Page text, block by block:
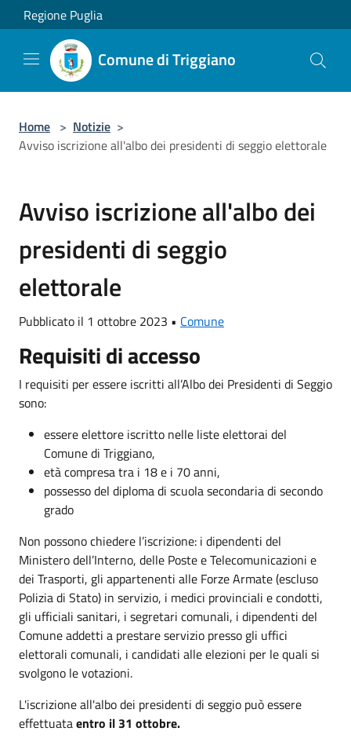
Salta al contenuto principale
Regione Puglia
Comune di Triggiano
Home > Notizie >
Avviso iscrizione all'albo dei presidenti di seggio elettorale
Avviso iscrizione all'albo dei
presidenti di seggio
elettorale
Pubblicato il 1 ottobre 2023 • Comune
Requisiti di accesso
I requisiti per essere iscritti all’Albo dei Presidenti di Seggio
sono:
essere elettore iscritto nelle liste elettorai del
Comune di Triggiano,
età compresa tra i 18 e i 70 anni,
possesso del diploma di scuola secondaria di secondo
grado
Non possono chiedere l’iscrizione: i dipendenti del
Ministero dell’Interno, delle Poste e Telecomunicazioni e
dei Trasporti, gli appartenenti alle Forze Armate (escluso
Polizia di Stato) in servizio, i medici provinciali e condotti,
gli ufficiali sanitari, i segretari comunali, i dipendenti del
Comune addetti a prestare servizio presso gli uffici
elettorali comunali, i candidati alle elezioni per le quali si
svolgono le votazioni.
L'iscrizione all'albo dei presidenti di seggio può essere
effettuataentro il 31 ottobre.